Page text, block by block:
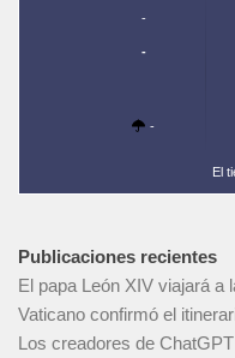
-
-
-
El
Publicaciones recientes
El papa León XIV viajará a
Vaticano confirmó el
Los creadores de